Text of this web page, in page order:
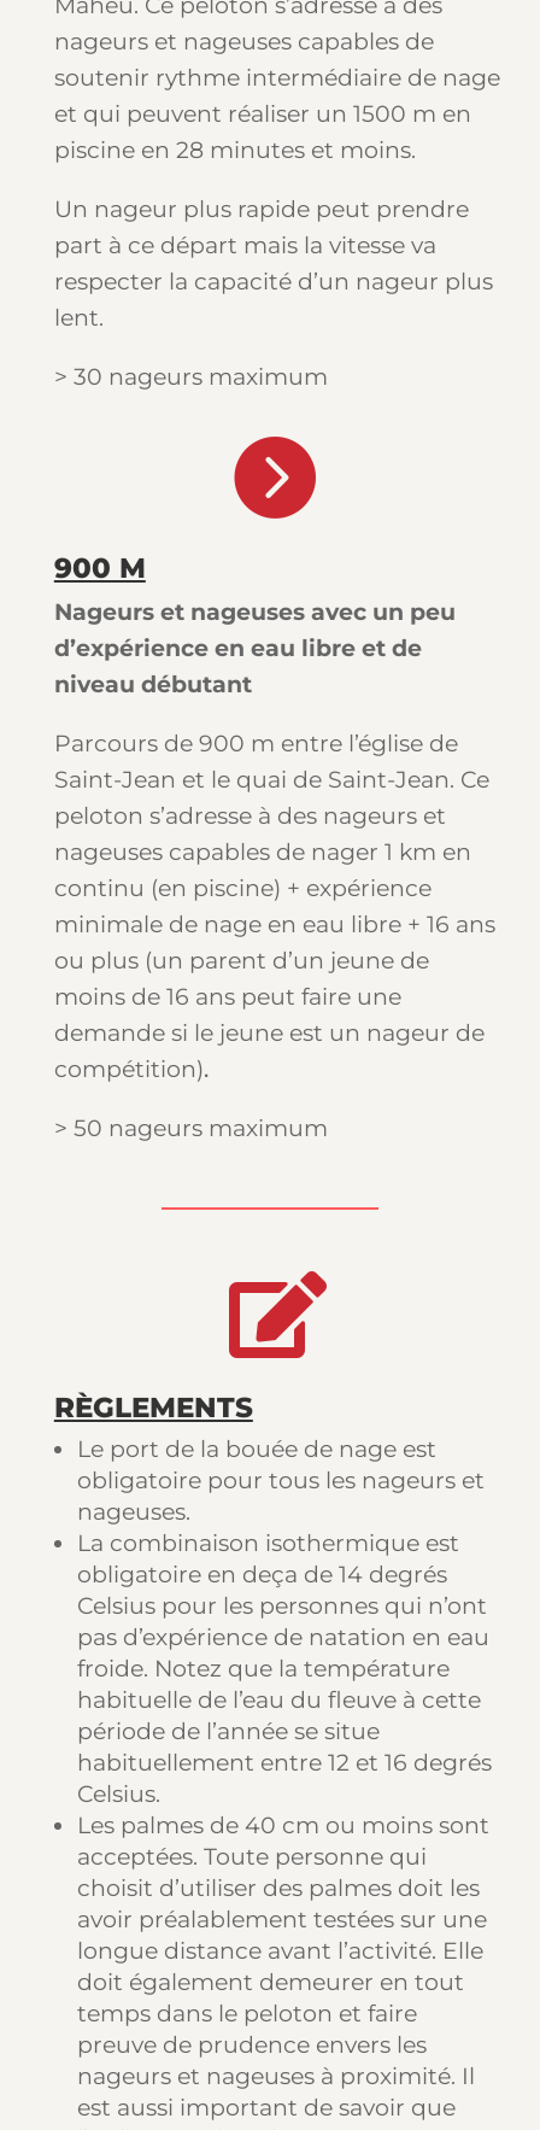
nageurs et nageuses capables de
soutenir rythme intermédiaire de nage
et qui peuvent réaliser un 1500 m en
piscine en 28 minutes et moins.
Un nageur plus rapide peut prendre
part à ce départ mais la vitesse va
respecter la capacité d’un nageur plus
lent.
> 30 nageurs maximum

900 M
Nageurs et nageuses avec un peu
d’expérience en eau libre et de
niveau débutant
Parcours de 900 m entre l’église de
Saint-Jean et le quai de Saint-Jean. Ce
peloton s’adresse à des nageurs et
nageuses capables de nager 1 km en
continu (en piscine) + expérience
minimale de nage en eau libre + 16 ans
ou plus (un parent d’un jeune de
moins de 16 ans peut faire une
demande si le jeune est un nageur de
compétition).
> 50 nageurs maximum

RÈGLEMENTS
Le port de la bouée de nage est
obligatoire pour tous les nageurs et
nageuses.
La combinaison isothermique est
obligatoire en deça de 14 degrés
Celsius pour les personnes qui n’ont
pas d’expériencede natation en eau
froide. Notez que la température
habituelle de l’eau du fleuve à cette
période de l’année se situe
habituellement entre 12 et 16 degrés
Celsius.
Les palmes de 40 cm ou moinssont
acceptées. Toute personne qui
choisit d’utiliser des palmes doit les
avoir préalablement testées sur une
longue distance avant l’activité. Elle
doit également demeurer en tout
temps dans le peloton et faire
preuve de prudence envers les
nageurs et nageuses à proximité. Il
est aussi important de savoir que